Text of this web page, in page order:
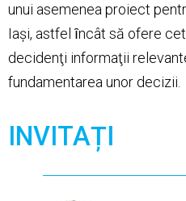
unui asemenea proiect
Iași, astfel ȋncât să ofere
decidenţi informaţii
fundamentarea unor decizii.
INVITAȚI